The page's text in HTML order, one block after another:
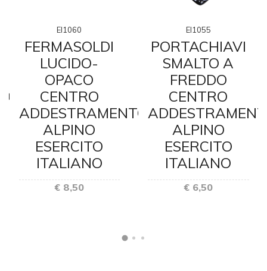
EI1060
FERMASOLDI
LUCIDO-
OPACO
CENTRO
ADDESTRAMENTO
ALPINO
ESERCITO
ITALIANO
€ 8,50
EI1055
PORTACHIAVI
SMALTO A
FREDDO
CENTRO
ALPINO
ESERCITO
ITALIANO
€ 6,50